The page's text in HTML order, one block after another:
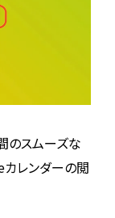
のスムーズな
レンダーの閲